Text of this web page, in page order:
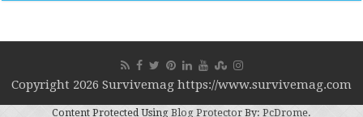
Copyright 2026 Survivemag https://www.survivemag.com
Content Protected Using Blog Protector By: PcDrome.